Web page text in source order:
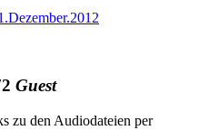
Guest
zu den Audiodateien per